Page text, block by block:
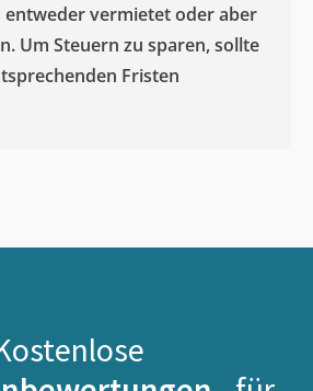
entweder vermietet oder aber
Um Steuern zu sparen, sollte
Fristen